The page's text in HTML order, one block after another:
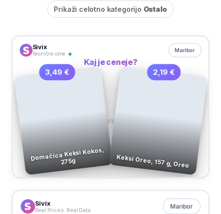
Prikaži celotno kategorijo Ostalo
Sivix
Resnične cene
Maribor
Kaj je ceneje?
3,49 €
Domačica Keksi Kokos,
275g
VS
2,19 €
Keksi Oreo, 157 g, Oreo
Sivix
Real Prices. Real Data Maribor